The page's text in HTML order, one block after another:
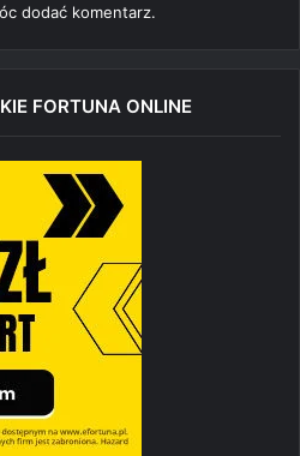
dodać komentarz.
FORTUNA ONLINE